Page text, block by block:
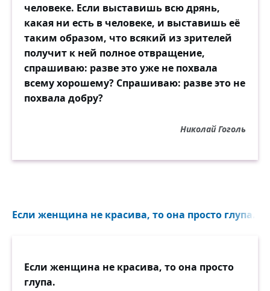
человеке. Если выставишь всю дрянь,
какая ни есть в человеке, и выставишь её
таким образом, что всякий из зрителей
получит к ней полное отвращение,
спрашиваю: разве это уже не похвала
всему хорошему? Спрашиваю: разве это не
похвала добру?
Николай Гоголь
Если женщина не красива, то она просто глупа...
Если женщина не красива, то она просто
глупа.